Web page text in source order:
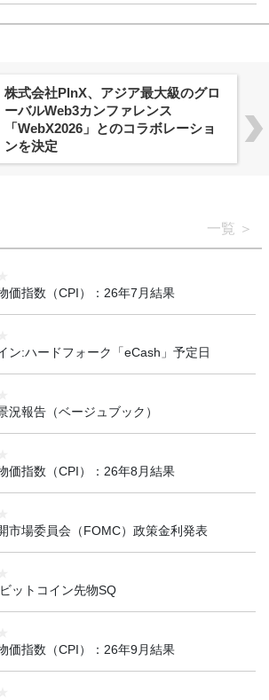
株式会社PlnX、アジア最大級のグロ
ーバルWeb3カンファレンス
「WebX2026」とのコラボレーショ
ンを決定
一覧
価指数（CPI）：26年7月結果
ン:ハードフォーク「eCash」予定日
況報告（ベージュブック）
価指数（CPI）：26年8月結果
市場委員会（FOMC）政策金利発表
ビットコイン先物SQ
価指数（CPI）：26年9月結果